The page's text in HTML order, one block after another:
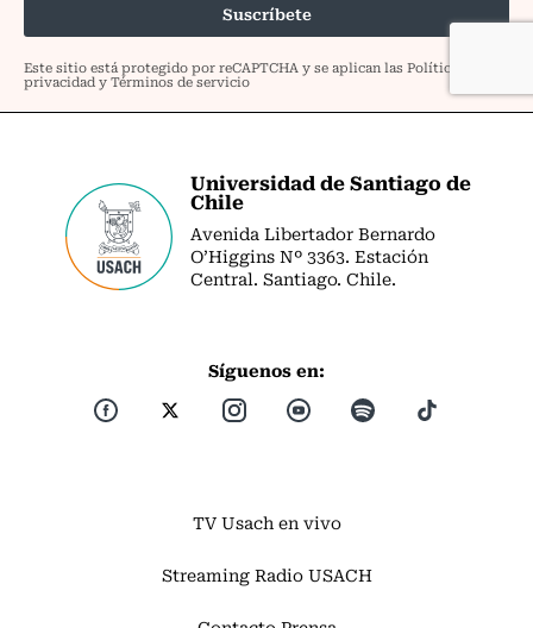
Universidad de Santiago de
Chile
Avenida Libertador Bernardo
O’Higgins Nº 3363. Estación
Central. Santiago. Chile.
Síguenos en:
TV Usach en vivo
Streaming Radio USACH